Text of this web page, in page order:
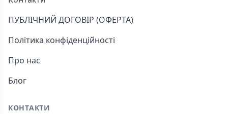
ПУБЛІЧНИЙ ДОГОВІР (ОФЕРТА)
Політика конфіденційності
Про нас
Блог
КОНТАКТИ